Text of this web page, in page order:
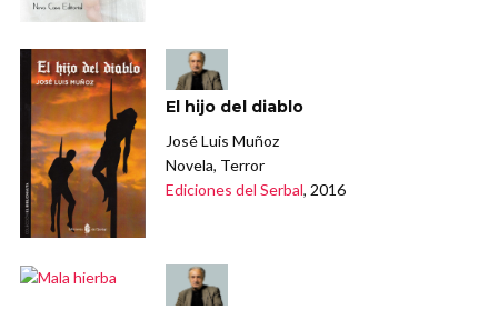
El hijo del diablo
José Luis Muñoz
Novela, Terror
Ediciones del Serbal, 2016